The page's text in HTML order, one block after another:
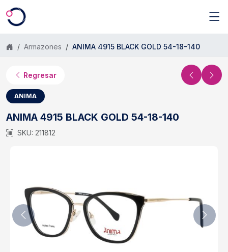
Saltar al contenido principal
Armazones ANIMA 4915 BLACK GOLD 54-18-140
Regresar
ANIMA
ANIMA 4915 BLACK GOLD 54-18-140
SKU: 211812